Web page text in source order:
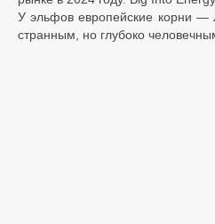
У эльфов европейские корни —
странным, но глубоко